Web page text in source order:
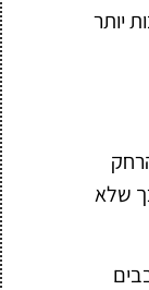
יותר
שלא